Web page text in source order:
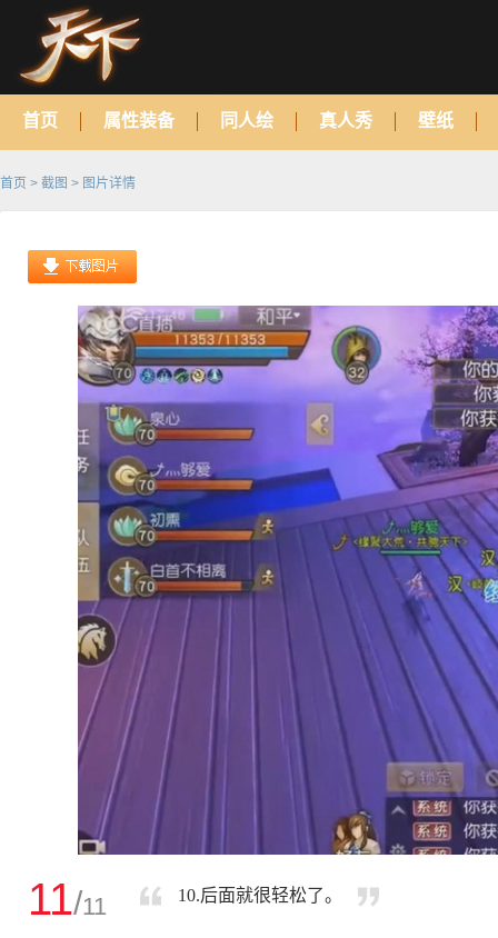
首页 属性装备 同人绘 真人秀 壁纸
首页 > 截图 > 图片详情
11/11 10.后面就很轻松了。